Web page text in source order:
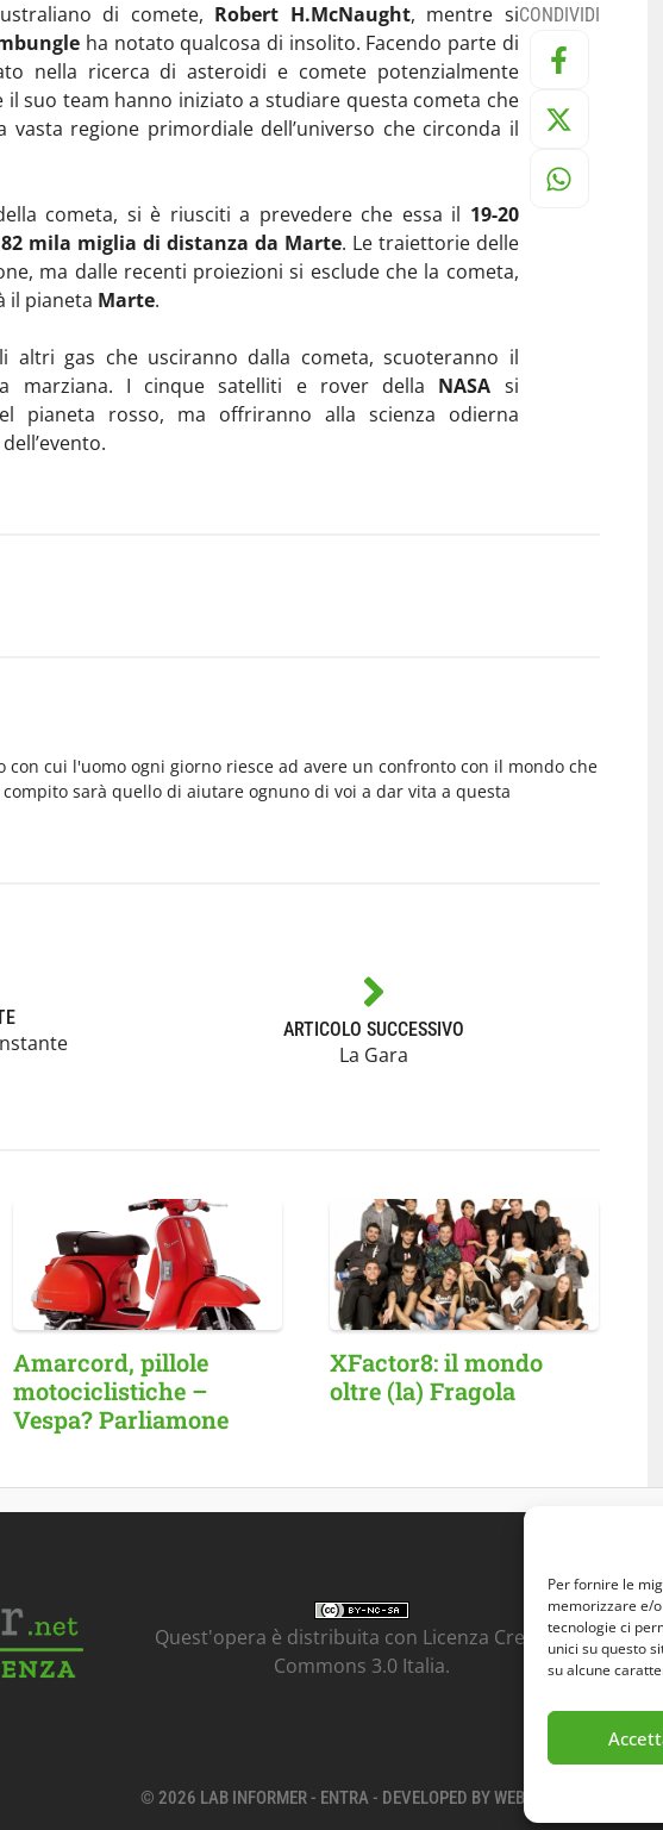
Per fornire le
memorizzare e/
tecnologie ci
unici su questo
su alcune
di comete, Robert H.McNaught, mentre si
ha notato qualcosa di insolito. Facendo parte di
nella ricerca di asteroidi e comete potenzialmente
il suo team hanno iniziato a studiare questa cometa che
vasta regione primordiale dell’universo che circonda il
cometa, si è riusciti a prevedere che essa il 19-20
82 mila miglia di distanza da Marte. Le traiettorie delle
ma dalle recenti proiezioni si esclude che la cometa,
il pianeta Marte.
altri gas che usciranno dalla cometa, scuoteranno il
marziana. I cinque satelliti e rover della NASA si
pianeta rosso, ma offriranno alla scienza odierna
CONDIVIDI
con cui l'uomo ogni giorno riesce ad avere un confronto con il mondo che
sarà quello di aiutare ognuno di voi a dar vita a questa
ARTICOLO SUCCESSIVO
La Gara
Amarcord, pillole
motociclistiche –
Vespa? Parliamone
XFactor8: il mondo
oltre (la) Fragola
Quest'opera è distribuita con Licenza Creative
Commons 3.0 Italia.
© 2026 LAB INFORMER - ENTRA- DEVELOPED BYWEB GENIUS